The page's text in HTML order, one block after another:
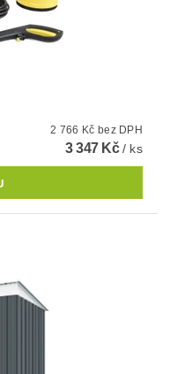
2 766 Kč bez DPH
3 347 Kč/ ks